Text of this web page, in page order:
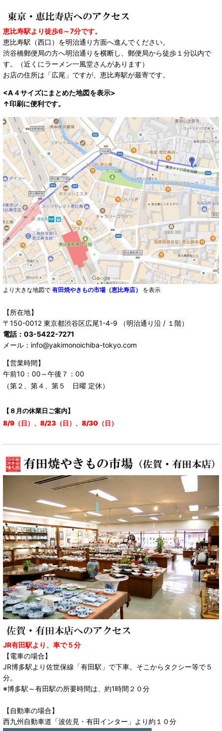
恵比寿駅より徒歩6～7分です。
恵比寿駅（西口）を明治通り方面へ進んでください。
渋谷橋郵便局の方へ明治通りを横断し、郵便局から徒歩１分以内で
す。（近くにラーメン一風堂さんがあります）
お店の住所は「広尾」ですが、恵比寿駅が最寄です。
<A４サイズにまとめた地図を表示>
↑印刷に便利です。
より大きな地図で 有田焼やきもの市場（恵比寿店） を表示
【所在地】
〒150-0012 東京都渋谷区広尾1-4-9 （明治通り沿 / １階）
電話：03-5422-7271
メール：info@yakimonoichiba-tokyo.com
【営業時間】
午前10：00～午後７：00
（第２、第４、第５ 日曜 定休）
【８月の休業日ご案内】
8/9（日）、8/23（日）、8/30（日）
JR有田駅より、車で５分
【電車の場合】
JR博多駅より佐世保線「有田駅」で下車。そこからタクシー等で５
分。
※博多駅～有田駅の所要時間は、約1時間２０分
【自動車の場合】
西九州自動車道「波佐見・有田インター」より約１０分